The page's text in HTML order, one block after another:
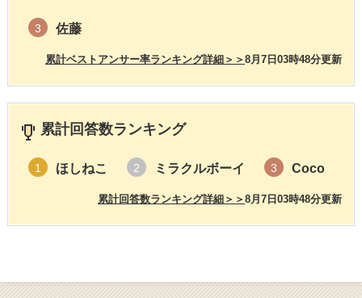
3 佐藤
8月7日03時48分更新
累計ベストアンサー率ランキング詳細＞＞
累計回答数ランキング
1 ほしねこ 2 ミラクルボーイ 3 Coco
8月7日03時48分更新
累計回答数ランキング詳細＞＞